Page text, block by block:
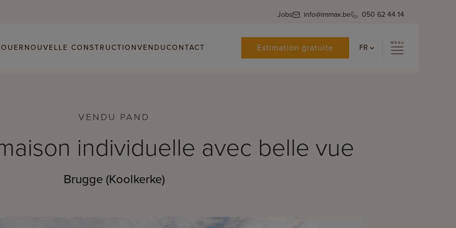
Jobs info@immax.be 050 62 44 14
NOUVELLE CONSTRUCTIONVENDUCONTACT Estimation gratuite FR
VENDU PAND
individuelle avec belle vue
Brugge (Koolkerke)